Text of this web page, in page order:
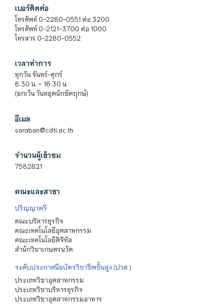
เบอร์ติดต่อ
โทรศัพท์ 0-2280-0551 ต่อ 3200
โทรศัพท์ 0-2121-3700 ต่อ 1000
โทรสาร 0-2280-0552
เวลาทำการ
ทุกวัน จันทร์-ศุกร์
8.30 น. – 16.30 น.
(ยกเว้น วันหยุดนักขัตฤกษ์)
อีเมล
saraban@cdti.ac.th
จำนวนผู้เข้าชม
7582821
คณะและสาขา
ปริญญาตรี
คณะบริหารธุรกิจ
คณะเทคโนโลยีอุตสาหกรรม
คณะเทคโนโลยีดิจิทัล
สำนักวิชาเกษตรนวัต
ระดับประกาศนียบัตรวิชาชีพชั้นสูง (ปวส.)
ประเภทวิชาอุตสาหกรรม
ประเภทวิชาบริหารธุรกิจ
ประเภทวิชาอุตสาหกรรมอาหาร